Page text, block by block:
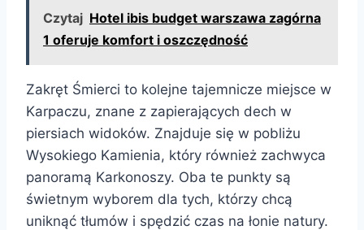
Czytaj Hotel ibis budget warszawa zagórna
1 oferuje komfort i oszczędność
Zakręt Śmierci to kolejne tajemnicze miejsce w
Karpaczu, znane z zapierających dech w
piersiach widoków. Znajduje się w pobliżu
Wysokiego Kamienia, który również zachwyca
panoramą Karkonoszy. Oba te punkty są
świetnym wyborem dla tych, którzy chcą
uniknąć tłumów i spędzić czas na łonie natury.